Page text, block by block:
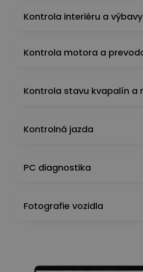
Kontrola interiéru a výbavy
Kontrola motora a
Kontrola stavu kvapalín a
Kontrolná jazda
PC diagnostika
Fotografie vozidla